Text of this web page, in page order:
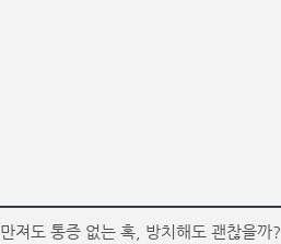
만져도 통증 없는 혹, 방치해도 괜찮을까?